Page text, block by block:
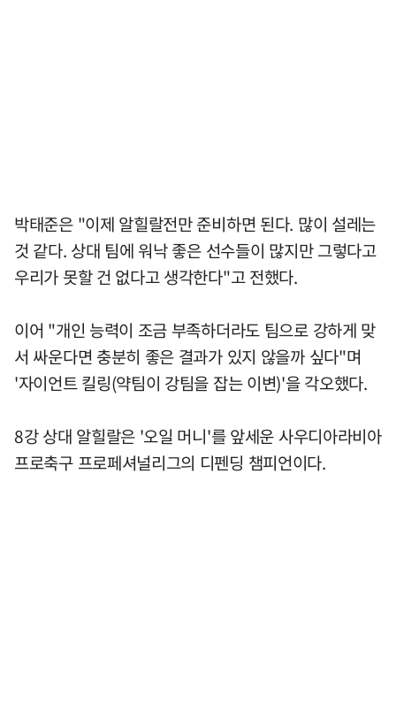
박태준은 "이제 알힐랄전만 준비하면 된다. 많이 설레는
것 같다. 상대 팀에 워낙 좋은 선수들이 많지만 그렇다고
우리가 못할 건 없다고 생각한다"고 전했다.
이어 "개인 능력이 조금 부족하더라도 팀으로 강하게 맞
서 싸운다면 충분히 좋은 결과가 있지 않을까 싶다"며
'자이언트 킬링(약팀이 강팀을 잡는 이변)'을 각오했다.
8강 상대 알힐랄은 '오일 머니'를 앞세운 사우디아라비아
프로축구 프로페셔널리그의 디펜딩 챔피언이다.